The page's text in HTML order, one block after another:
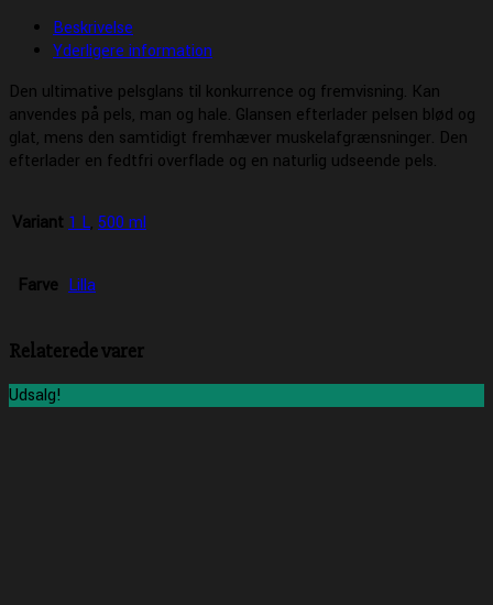
Beskrivelse
Yderligere information
Den ultimative pelsglans til konkurrence og fremvisning. Kan
anvendes på pels, man og hale. Glansen efterlader pelsen blød og
glat, mens den samtidigt fremhæver muskelafgrænsninger. Den
efterlader en fedtfri overflade og en naturlig udseende pels.
Variant 1 L, 500 ml
Farve Lilla
Relaterede varer
Udsalg!